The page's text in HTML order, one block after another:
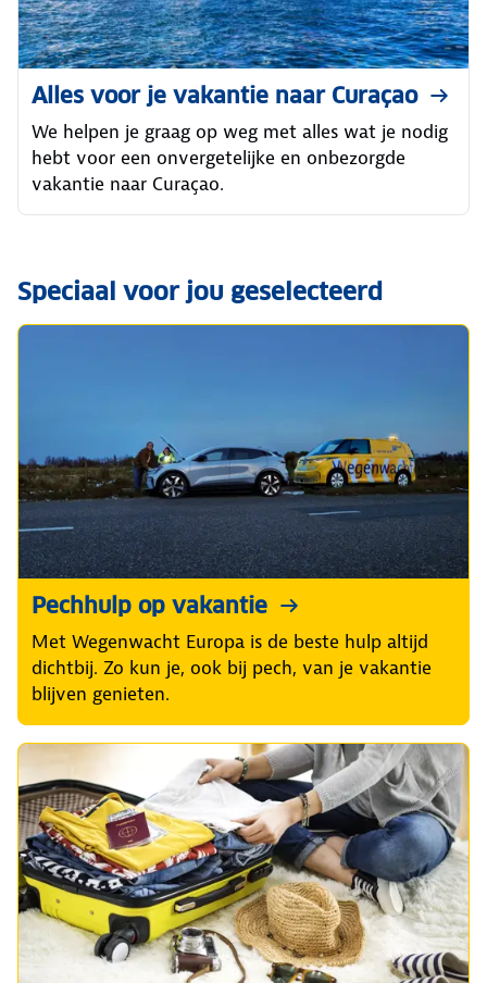
Alles voor je vakantie naar Curaçao
We helpen je graag op weg met alles wat je nodig
hebt voor een onvergetelijke en onbezorgde
vakantie naar Curaçao.
Speciaal voor jou geselecteerd
Pechhulp op vakantie
Met Wegenwacht Europa is de beste hulp altijd
dichtbij. Zo kun je, ook bij pech, van je vakantie
blijven genieten.